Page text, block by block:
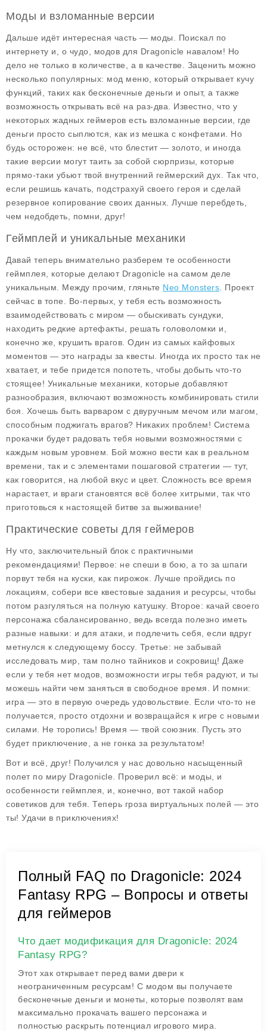
Моды и взломанные версии
Дальше идёт интересная часть — моды . Поискал по
интернету и, о чудо, модов для Dragonicle навалом! Но
дело не только в количестве, а в качестве. Заценить можно
несколько популярных: мод меню, который открывает кучу
функций, таких как бесконечные деньги и опыт, а также
возможность открывать всё на раз-два. Известно, что у
некоторых жадных геймеров есть взломанные версии, где
деньги просто сыплются, как из мешка с конфетами. Но
будь осторожен: не всё, что блестит — золото, и иногда
такие версии могут таить за собой сюрпризы, которые
прямо-таки убьют твой внутренний геймерский дух. Так что,
если решишь качать, подстрахуй своего героя и сделай
резервное копирование своих данных. Лучше перебдеть,
чем недобдеть, помни, друг!
Геймплей и уникальные механики
Давай теперь внимательно разберем те особенности
геймплея , которые делают Dragonicle на самом деле
уникальным. Между прочим, гляньте Neo Monsters . Проект
сейчас в топе. Во-первых, у тебя есть возможность
взаимодействовать с миром — обыскивать сундуки,
находить редкие артефакты, решать головоломки и,
конечно же, крушить врагов. Один из самых кайфовых
моментов — это награды за квесты. Иногда их просто так не
хватает, и тебе придется попотеть, чтобы добыть что-то
стоящее! Уникальные механики , которые добавляют
разнообразия, включают возможность комбинировать стили
боя. Хочешь быть варваром с двуручным мечом или магом,
способным поджигать врагов? Никаких проблем! Система
прокачки будет радовать тебя новыми возможностями с
каждым новым уровнем. Бой можно вести как в реальном
времени, так и с элементами пошаговой стратегии — тут,
как говорится, на любой вкус и цвет. Сложность все время
нарастает, и враги становятся всё более хитрыми, так что
приготовься к настоящей битве за выживание!
Практические советы для геймеров
Ну что, заключительный блок с практичными
рекомендациями! Первое: не спеши в бою, а то за шпаги
порвут тебя на куски, как пирожок. Лучше пройдись по
локациям, собери все квестовые задания и ресурсы, чтобы
потом разгуляться на полную катушку. Второе: качай своего
персонажа сбалансированно, ведь всегда полезно иметь
разные навыки: и для атаки, и подлечить себя, если вдруг
метнулся к следующему боссу. Третье: не забывай
исследовать мир, там полно тайников и сокровищ! Даже
если у тебя нет модов, возможности игры тебя радуют, и ты
можешь найти чем заняться в свободное время. И помни:
игра — это в первую очередь удовольствие. Если что-то не
получается, просто отдохни и возвращайся к игре с новыми
силами. Не торопись! Время — твой союзник. Пусть это
будет приключение, а не гонка за результатом!
Вот и всё, друг! Получился у нас довольно насыщенный
полет по миру Dragonicle. Проверил всё: и моды, и
особенности геймплея, и, конечно, вот такой набор
советиков для тебя. Теперь гроза виртуальных полей — это
ты! Удачи в приключениях!
Полный FAQ по Dragonicle: 2024
Fantasy RPG – Вопросы и ответы
для геймеров
Что дает модификация для Dragonicle: 2024
Fantasy RPG?
Этот хак открывает перед вами двери к
неограниченным ресурсам! С модом вы получаете
бесконечные деньги и монеты, которые позволят вам
максимально прокачать вашего персонажа и
полностью раскрыть потенциал игрового мира.